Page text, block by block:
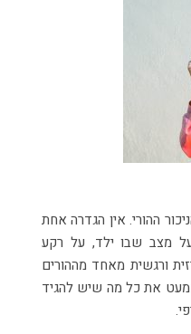
ההורי. אין הגדרה אחת
מצב שבו ילד, על רקע
ורגשית מאחד מההורים
את כל מה שיש להגיד